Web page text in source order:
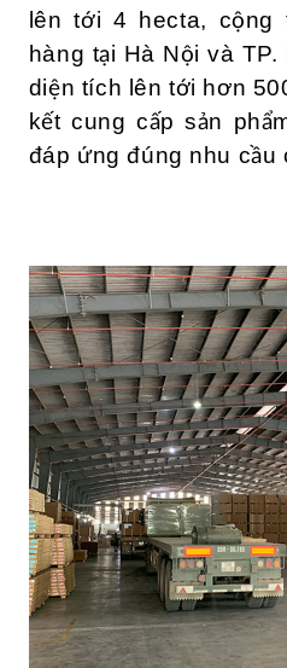
lên tới 4 hecta, cộng
hàng tại Hà Nội và
diện tích lên tới hơn
kết cung cấp sản
đáp ứng đúng nhu cầu